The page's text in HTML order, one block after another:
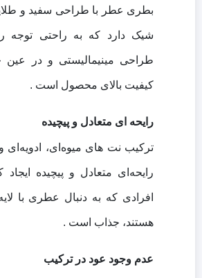
بطری عطر با طراحی سفید و
شیک دارد که به‌ راحتی توجه
طراحی مینیمالیستی و در عین
کیفیت بالای محصول است .
رایحه‌ ای متعادل و پیچیده
ترکیب نت‌ های میوه‌ای، ادویه‌ای
رایحه‌ای متعادل و پیچیده
افرادی که به دنبال عطری با
هستند، جذاب است .
عدم وجود عود در ترکیب